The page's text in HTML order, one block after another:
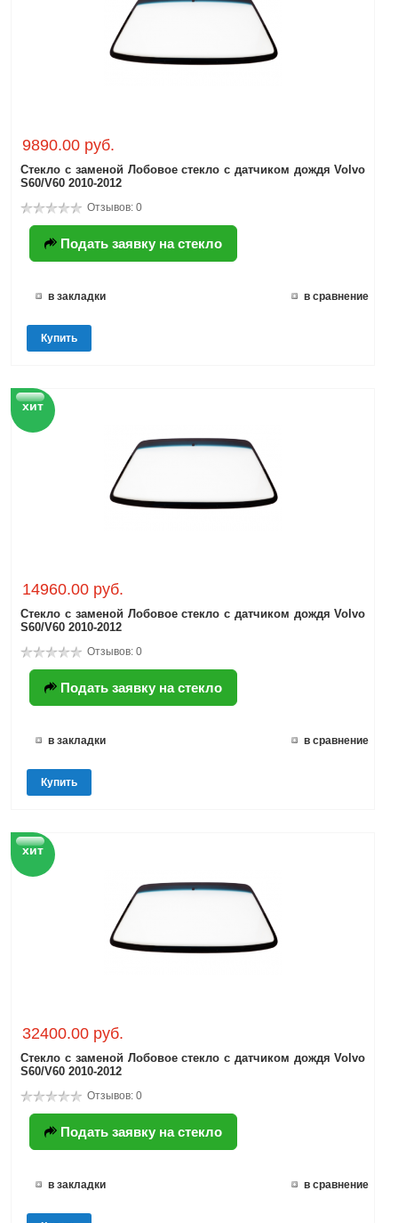
9890.00 руб.
Стекло с заменой Лобовое стекло с датчиком дождя Volvo
S60/V60 2010-2012
Отзывов: 0
Подать заявку на стекло
в закладки в сравнение
Купить
хит
14960.00 руб.
Стекло с заменой Лобовое стекло с датчиком дождя Volvo
S60/V60 2010-2012
Отзывов: 0
Подать заявку на стекло
в закладки в сравнение
Купить
хит
32400.00 руб.
Стекло с заменой Лобовое стекло с датчиком дождя Volvo
S60/V60 2010-2012
Отзывов: 0
Подать заявку на стекло
в закладки в сравнение